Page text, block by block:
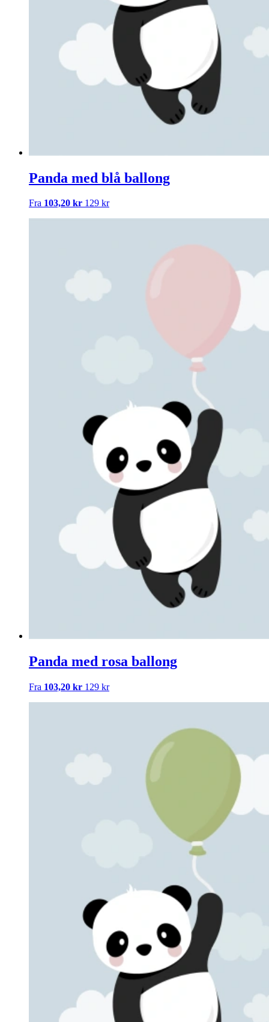
Panda med blå ballong
Fra 103,20 kr 129 kr
Panda med rosa ballong
Fra 103,20 kr 129 kr